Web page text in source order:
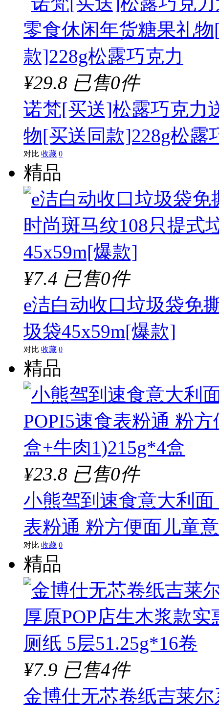
¥29.8 已售0件
诺梵[买送]松露巧克力
物[买送同款]228g松露
对比 收藏 0
精品
¥7.4 已售0件
e洁白动收口垃圾袋免
圾袋45x59m[爆款]
对比 收藏 0
精品
¥23.8 已售0件
小熊驾到速食意大利
表粉通 粉方便面儿童
对比 收藏 0
精品
¥7.9 已售4件
金博仕无芯卷纸吉莱